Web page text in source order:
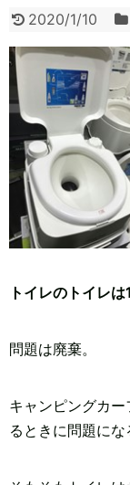
2020/1/10
トイレのトイレ
問題は廃棄。
キャンピングカ
るときに問題にな